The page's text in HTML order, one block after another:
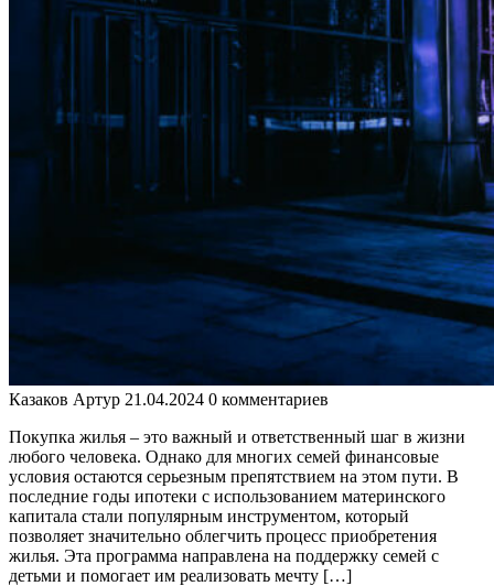
Казаков Артур 21.04.2024 0 комментариев
Покупка жилья – это важный и ответственный шаг в жизни
любого человека. Однако для многих семей финансовые
условия остаются серьезным препятствием на этом пути. В
последние годы ипотеки с использованием материнского
капитала стали популярным инструментом, который
позволяет значительно облегчить процесс приобретения
жилья. Эта программа направлена на поддержку семей с
детьми и помогает им реализовать мечту […]